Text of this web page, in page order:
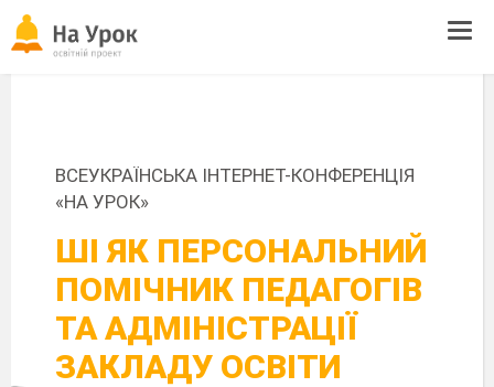
ВСЕУКРАЇНСЬКА ІНТЕРНЕТ-КОНФЕРЕНЦІЯ
«НА УРОК»
ШІ ЯК ПЕРСОНАЛЬНИЙ
ПОМІЧНИК ПЕДАГОГІВ
ТА АДМІНІСТРАЦІЇ
ЗАКЛАДУ ОСВІТИ